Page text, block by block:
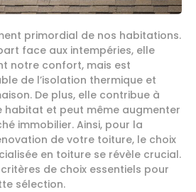
primordial de nos habitations.
face aux intempéries, elle
notre confort, mais est
de l’isolation thermique et
De plus, elle contribue à
habitat et peut même augmenter
immobilier. Ainsi, pour la
de votre toiture, le choix
en toiture se révèle crucial.
de choix essentiels pour
sélection.